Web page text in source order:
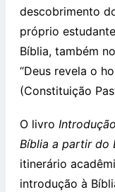
descobrimento
próprio
Bíblia, também
“Deus revela o
(Constituição
O livro
Bíblia a partir do
itinerário
introdução à